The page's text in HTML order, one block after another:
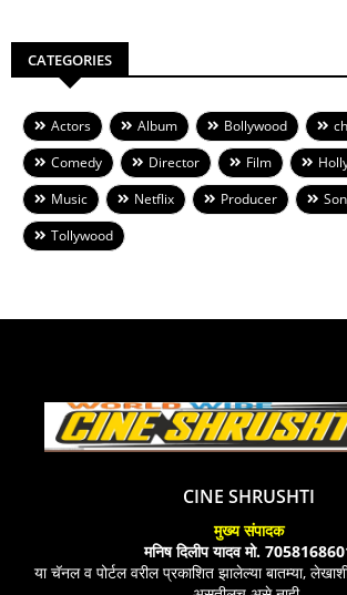
CATEGORIES
Actors Album Bollywood
Comedy
Director Film
Music
Netflix Producer
Tollywood
CINE SHRUSHTI
मुख्य संपादक
मनिष दिलीप यादव मो.
या चॅनल व पोर्टल वरील प्रकाशित झालेल्या बातम्या,